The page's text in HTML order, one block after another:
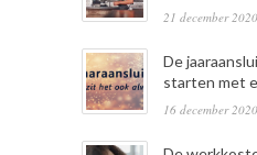
21 december 2020
De
starten met
16 december 2020